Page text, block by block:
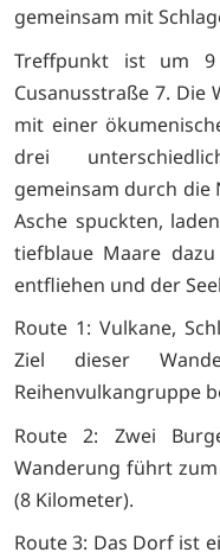
gemeinsam mit
Treffpunkt ist um
Cusanusstraße 7.
mit einer
drei
gemeinsam durch die
Asche spuckten,
tiefblaue Maare
entfliehen und der
Route 1: Vulkane,
Ziel dieser
Reihenvulkangruppe
Route 2: Zwei
Wanderung führt
(8 Kilometer).
Route 3: Das Dorf ist